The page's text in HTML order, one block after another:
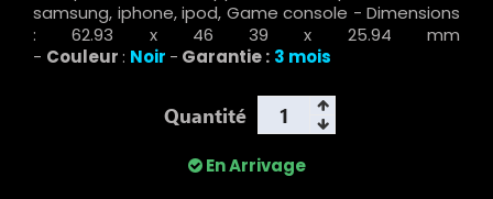
samsung, iphone, ipod, Game console - Dimensions
: 62.93 x 46 39 x 25.94 mm
- Couleur: Noir - Garantie : 3 mois
Quantité
En Arrivage